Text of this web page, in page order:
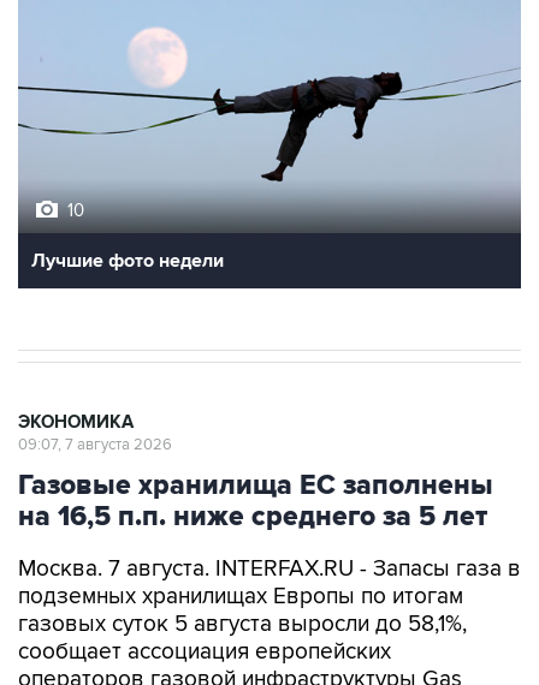
10
Лучшие фото недели
ЭКОНОМИКА
09:07, 7 августа 2026
Газовые хранилища ЕС заполнены
на 16,5 п.п. ниже среднего за 5 лет
Москва. 7 августа. INTERFAX.RU - Запасы газа в
подземных хранилищах Европы по итогам
газовых суток 5 августа выросли до 58,1%,
сообщает ассоциация европейских